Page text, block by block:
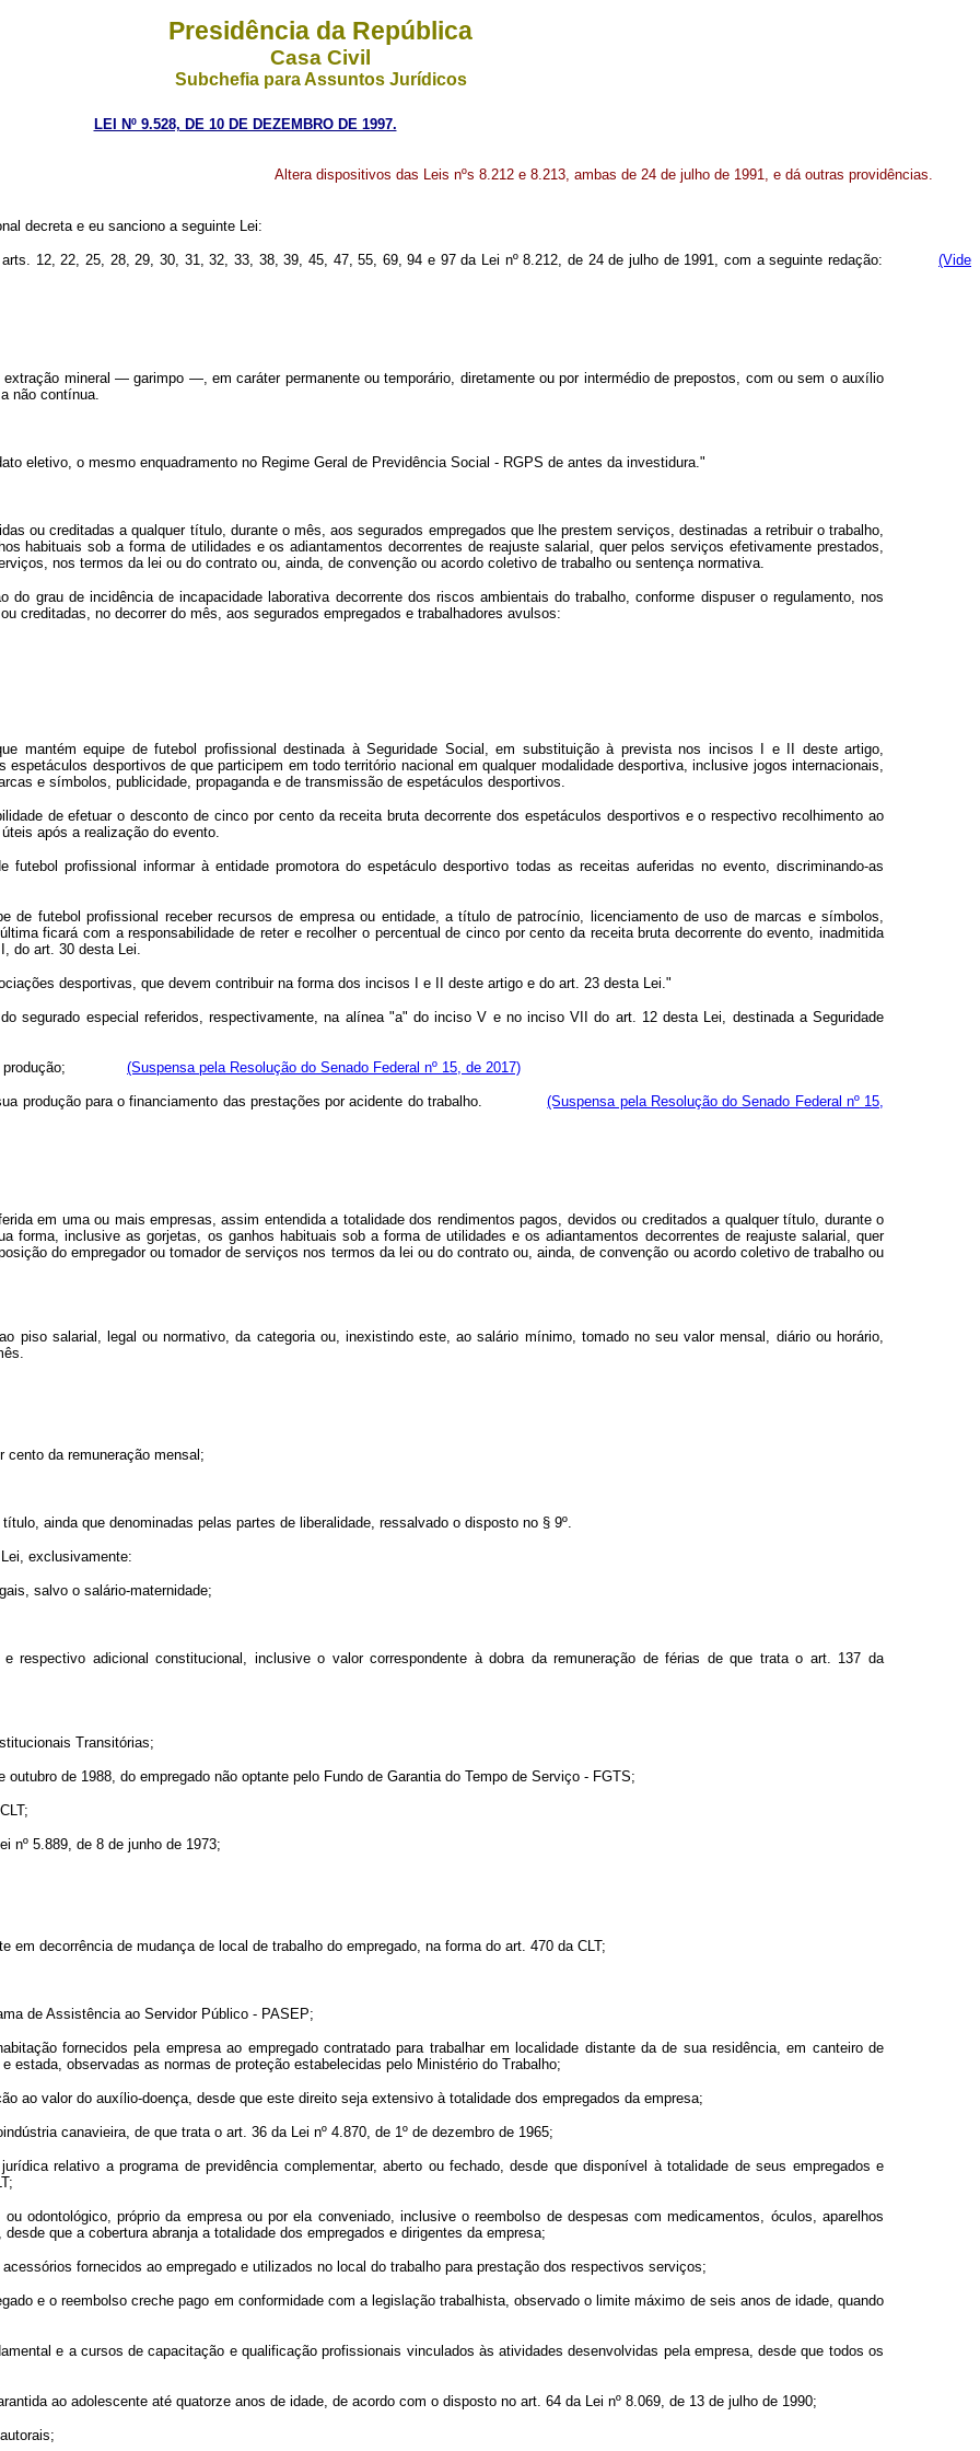
Presidência da República
Casa Civil
Subchefia para Assuntos Jurídicos
LEI Nº 9.528, DE 10 DE DEZEMBRO DE 1997.
Altera dispositivos das Leis nºs 8.212 e 8.213, ambas de 24 de julho de 1991, e dá outras providências.
decreta e eu sanciono a seguinte Lei:
arts. 12, 22, 25, 28, 29, 30, 31, 32, 33, 38, 39, 45, 47, 55, 69, 94 e 97 da Lei nº 8.212, de 24 de julho de 1991, com a seguinte redação: (Vide
mineral — garimpo —, em caráter permanente ou temporário, diretamente ou por intermédio de prepostos, com ou sem o auxílio
não contínua.
eletivo, o mesmo enquadramento no Regime Geral de Previdência Social - RGPS de antes da investidura."
ou creditadas a qualquer título, durante o mês, aos segurados empregados que lhe prestem serviços, destinadas a retribuir o trabalho,
habituais sob a forma de utilidades e os adiantamentos decorrentes de reajuste salarial, quer pelos serviços efetivamente prestados,
nos termos da lei ou do contrato ou, ainda, de convenção ou acordo coletivo de trabalho ou sentença normativa.
grau de incidência de incapacidade laborativa decorrente dos riscos ambientais do trabalho, conforme dispuser o regulamento, nos
creditadas, no decorrer do mês, aos segurados empregados e trabalhadores avulsos:
mantém equipe de futebol profissional destinada à Seguridade Social, em substituição à prevista nos incisos I e II deste artigo,
desportivos de que participem em todo território nacional em qualquer modalidade desportiva, inclusive jogos internacionais,
e símbolos, publicidade, propaganda e de transmissão de espetáculos desportivos.
de efetuar o desconto de cinco por cento da receita bruta decorrente dos espetáculos desportivos e o respectivo recolhimento ao
após a realização do evento.
futebol profissional informar à entidade promotora do espetáculo desportivo todas as receitas auferidas no evento, discriminando-as
de futebol profissional receber recursos de empresa ou entidade, a título de patrocínio, licenciamento de uso de marcas e símbolos,
ficará com a responsabilidade de reter e recolher o percentual de cinco por cento da receita bruta decorrente do evento, inadmitida
do art. 30 desta Lei.
desportivas, que devem contribuir na forma dos incisos I e II deste artigo e do art. 23 desta Lei."
segurado especial referidos, respectivamente, na alínea "a" do inciso V e no inciso VII do art. 12 desta Lei, destinada a Seguridade
sua produção; (Suspensa pela Resolução do Senado Federal nº 15, de 2017)
sua produção para o financiamento das prestações por acidente do trabalho.(Suspensa pela Resolução do Senado Federal nº 15,
em uma ou mais empresas, assim entendida a totalidade dos rendimentos pagos, devidos ou creditados a qualquer título, durante o
forma, inclusive as gorjetas, os ganhos habituais sob a forma de utilidades e os adiantamentos decorrentes de reajuste salarial, quer
do empregador ou tomador de serviços nos termos da lei ou do contrato ou, ainda, de convenção ou acordo coletivo de trabalho ou
piso salarial, legal ou normativo, da categoria ou, inexistindo este, ao salário mínimo, tomado no seu valor mensal, diário ou horário,
cento da remuneração mensal;
ainda que denominadas pelas partes de liberalidade, ressalvado o disposto no § 9º.
exclusivamente:
salvo o salário-maternidade;
adicional constitucional, inclusive o valor correspondente à dobra da remuneração de férias de que trata o art. 137 da
Transitórias;
de 1988, do empregado não optante pelo Fundo de Garantia do Tempo de Serviço - FGTS;
nº 5.889, de 8 de junho de 1973;
decorrência de mudança de local de trabalho do empregado, na forma do art. 470 da CLT;
de Assistência ao Servidor Público - PASEP;
fornecidos pela empresa ao empregado contratado para trabalhar em localidade distante da de sua residência, em canteiro de
estada, observadas as normas de proteção estabelecidas pelo Ministério do Trabalho;
ao valor do auxílio-doença, desde que este direito seja extensivo à totalidade dos empregados da empresa;
canavieira, de que trata o art. 36 da Lei nº 4.870, de 1º de dezembro de 1965;
relativo a programa de previdência complementar, aberto ou fechado, desde que disponível à totalidade de seus empregados e
odontológico, próprio da empresa ou por ela conveniado, inclusive o reembolso de despesas com medicamentos, óculos, aparelhos
que a cobertura abranja a totalidade dos empregados e dirigentes da empresa;
fornecidos ao empregado e utilizados no local do trabalho para prestação dos respectivos serviços;
e o reembolso creche pago em conformidade com a legislação trabalhista, observado o limite máximo de seis anos de idade, quando
e a cursos de capacitação e qualificação profissionais vinculados às atividades desenvolvidas pela empresa, desde que todos os
ao adolescente até quatorze anos de idade, de acordo com o disposto no art. 64 da Lei nº 8.069, de 13 de julho de 1990;